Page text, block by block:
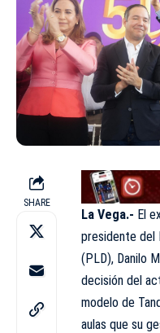
SHARE
La Vega.- El
presidente del
(PLD), Danilo
decisión del
modelo de
aulas que su